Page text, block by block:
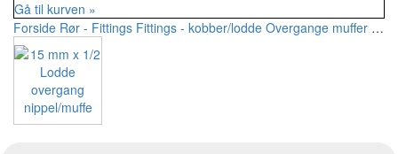
Gå til kurven »
Forside Rør - Fittings Fittings - kobber/lodde Overgange muffer 15